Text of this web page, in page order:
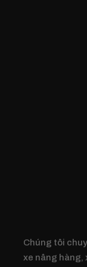
Chúng tôi
xe nâng hàng,